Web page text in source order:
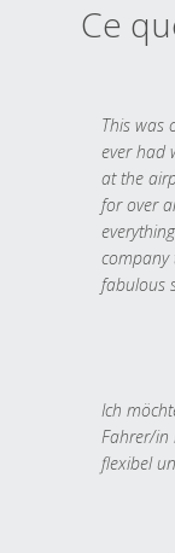
Ce
This was
ever had
at the
for over
company
fabulous
Ich
Fahrer/in
flexibel